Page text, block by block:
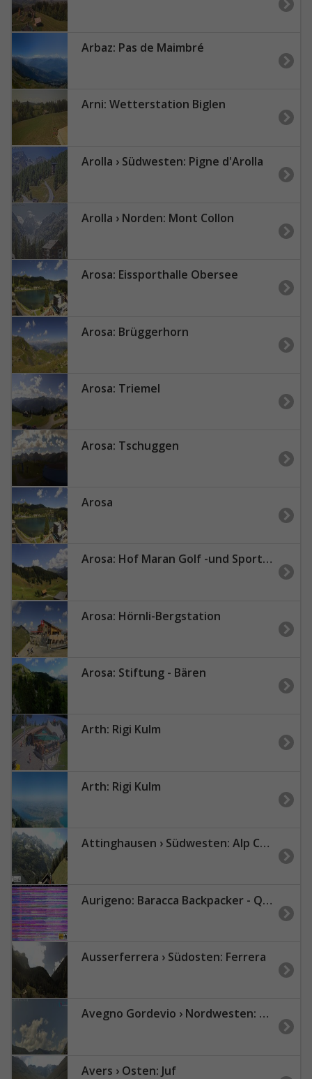
Arbaz: Pas de Maimbré
Arni: Wetterstation Biglen
Arolla › Südwesten: Pigne d'Arolla
Arolla › Norden: Mont Collon
Arosa: Eissporthalle Obersee
Arosa: Brüggerhorn
Arosa: Triemel
Arosa: Tschuggen
Arosa
Arosa: Hof Maran Golf -und Sporthotel
Arosa: Hörnli-Bergstation
Arosa: Stiftung - Bären
Arth: Rigi Kulm
Arth: Rigi Kulm
Attinghausen › Südwesten: Alp Catrina - Bewegungsraum Nossenboden
Aurigeno: Baracca Backpacker - Quality-Artshop Maggiatal
Ausserferrera › Südosten: Ferrera
Avegno Gordevio › Nordwesten: Valle Maggia - Vallemaggia
Avers › Osten: Juf